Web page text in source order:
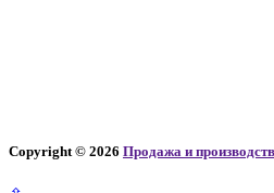
Copyright © 2026 Продажа и